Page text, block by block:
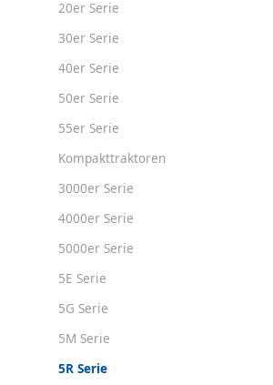
20er Serie
30er Serie
40er Serie
50er Serie
55er Serie
Kompakttraktoren
3000er Serie
4000er Serie
5000er Serie
5E Serie
5G Serie
5M Serie
5R Serie